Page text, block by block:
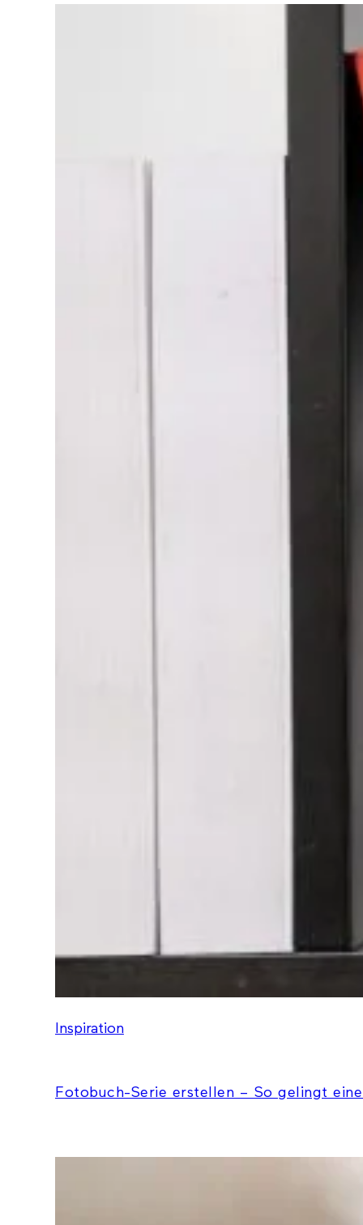
Inspiration
Fotobuch-Serie erstellen – So gelingt